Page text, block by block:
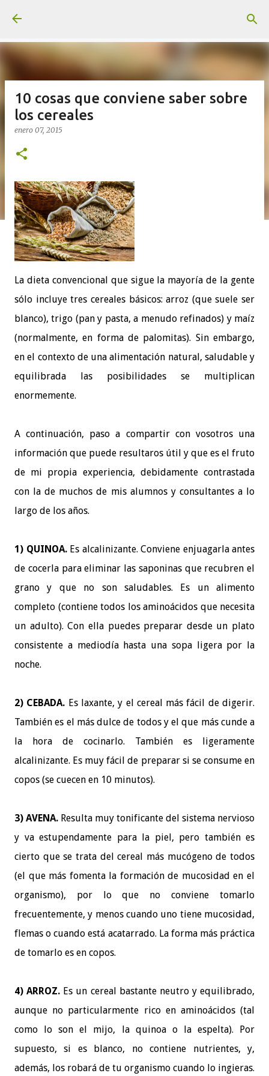
10 cosas que conviene saber sobre
los cereales
enero 07, 2015
La dieta convencional que sigue la mayoría de la gente
sólo incluye tres cereales básicos: arroz (que suele ser
blanco), trigo (pan y pasta, a menudo refinados) y maíz
(normalmente, en forma de palomitas). Sin embargo,
en el contexto de una alimentación natural, saludable y
equilibrada las posibilidades se multiplican
enormemente.
A continuación, paso a compartir con vosotros una
información que puede resultaros útil y que es el fruto
de mi propia experiencia, debidamente contrastada
con la de muchos de mis alumnos y consultantes a lo
largo de los años.
1) QUINOA. Es alcalinizante. Conviene enjuagarla antes
de cocerla para eliminar las saponinas que recubren el
grano y que no son saludables. Es un alimento
completo (contiene todos los aminoácidos que necesita
un adulto). Con ella puedes preparar desde un plato
consistente a mediodía hasta una sopa ligera por la
noche.
2) CEBADA. Es laxante, y el cereal más fácil de digerir.
También es el más dulce de todos y el que más cunde a
la hora de cocinarlo. También es ligeramente
alcalinizante. Es muy fácil de preparar si se consume en
copos (se cuecen en 10 minutos).
3) AVENA. Resulta muy tonificante del sistema nervioso
y va estupendamente para la piel, pero también es
cierto que se trata del cereal más mucógeno de todos
(el que más fomenta la formación de mucosidad en el
organismo), por lo que no conviene tomarlo
frecuentemente, y menos cuando uno tiene mucosidad,
flemas o cuando está acatarrado. La forma más práctica
de tomarlo es en copos.
4) ARROZ. Es un cereal bastante neutro y equilibrado,
aunque no particularmente rico en aminoácidos (tal
como lo son el mijo, la quinoa o la espelta). Por
supuesto, si es blanco, no contiene nutrientes, y,
además, los robará de tu organismo cuando lo ingieras.